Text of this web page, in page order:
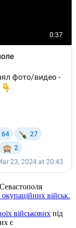
військ.
військових під
є